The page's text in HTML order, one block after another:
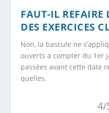
FAUT-IL REFAIRE
DES EXERCICES
Non, la bascule ne
ouverts a compter du 1er
passées avant cette date
quelles.
4/